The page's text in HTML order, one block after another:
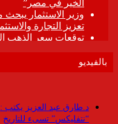
بالفيديو
د.طارق عبد العزيز يكتب :
“نتفليكس” تسىء للتاريخ